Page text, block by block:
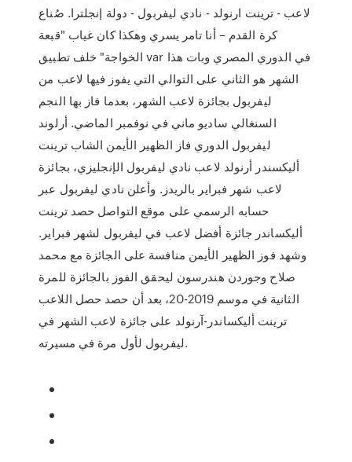
لاعب - ترينت ارنولد - نادي ليفربول - دولة إنجلترا. صُناع
كرة القدم – أنا تامر يسري وهكذا كان غياب "قبعة
الخواجة" خلف تطبيق var في الدوري المصري وبات هذا
الشهر هو الثاني على التوالي التي يفوز فيها لاعب من
ليفربول بجائزة لاعب الشهر، بعدما فاز بها النجم
السنغالي ساديو ماني في نوفمبر الماضي. أرلوند
ليفربول الدوري فاز الظهير الأيمن الشاب ترينت
أليكسندر أرنولد لاعب نادي ليفربول الإنجليزي، بجائزة
لاعب شهر فبراير بالريدز. وأعلن نادي ليفربول عبر
حسابه الرسمي على موقع التواصل حصد ترينت
أليكساندر جائزة أفضل لاعب في ليفربول لشهر فبراير.
وشهد فوز الظهير الأيمن منافسة على الجائزة مع محمد
صلاح وجوردن هندرسون ليحقق الفوز بالجائزة للمرة
الثانية في موسم 2019-20، بعد أن حصد حصل اللاعب
ترينت أليكساندر-آرنولد على جائزة لاعب الشهر في
ليفربول لأول مرة في مسيرته.